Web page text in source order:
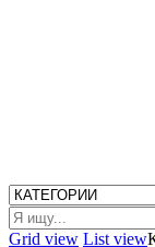
Grid view List view